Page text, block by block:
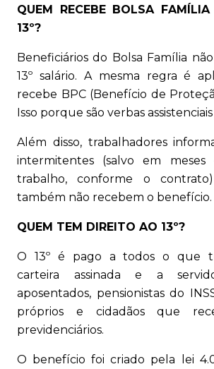
QUEM RECEBE BOLSA
13º?
Beneficiários do Bolsa Família
13º salário. A mesma regra é
recebe BPC (Benefício de
Isso porque são verbas
Além disso, trabalhadores
intermitentes (salvo em meses
trabalho, conforme o
também não recebem o benefício.
QUEM TEM DIREITO AO 13º?
O 13º é pago a todos o que
carteira assinada e a
aposentados, pensionistas do
próprios e cidadãos que
previdenciários.
O benefício foi criado pela lei